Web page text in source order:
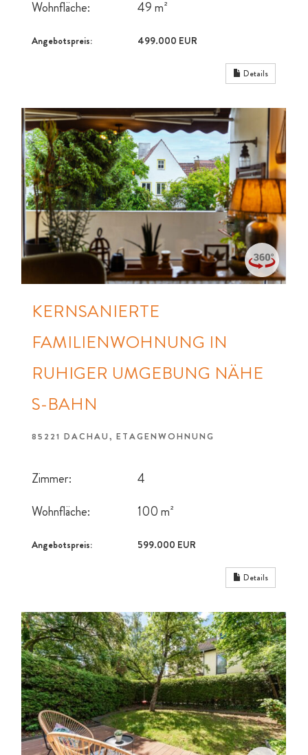
Wohnfläche: 49 m²
Angebotspreis: 499.000 EUR
Details
KERNSANIERTE
FAMILIENWOHNUNG IN
RUHIGER UMGEBUNG NÄHE
S-BAHN
85221 DACHAU, ETAGENWOHNUNG
Zimmer:
4
Wohnfläche:
100 m²
Angebotspreis: 599.000 EUR
Details